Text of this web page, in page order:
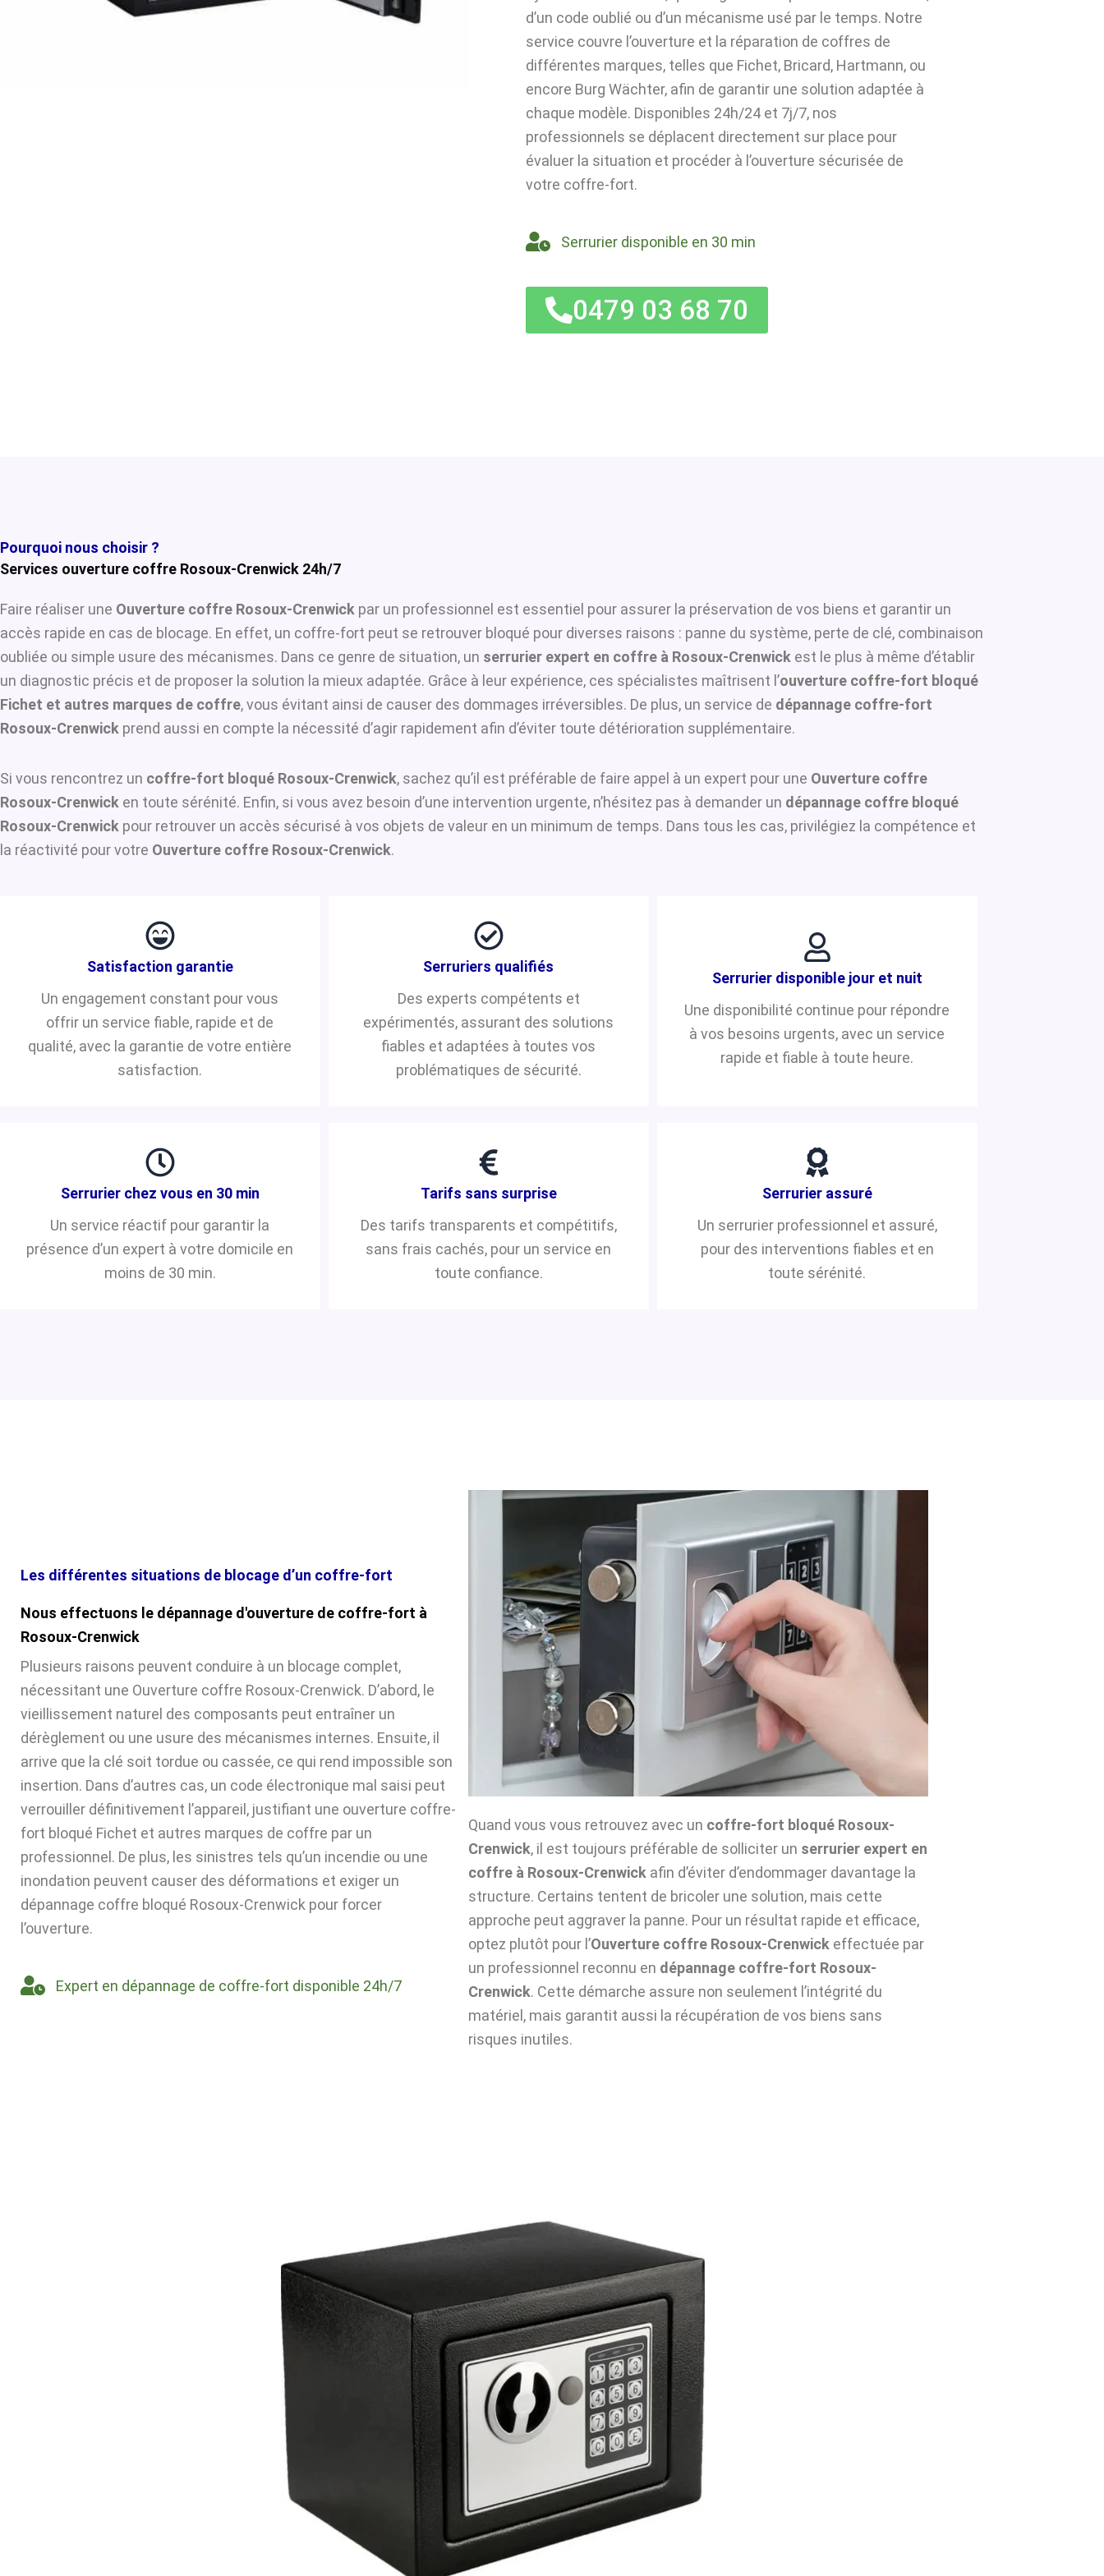
d’un code oublié ou d’un mécanisme usé par le temps. Notre
service couvre l’ouverture et la réparation de coffres de
différentes marques, telles que Fichet, Bricard, Hartmann, ou
encore Burg Wächter, afin de garantir une solution adaptée à
chaque modèle. Disponibles 24h/24 et 7j/7, nos
professionnels se déplacent directement sur place pour
évaluer la situation et procéder à l’ouverture sécurisée de
votre coffre-fort.
Serrurier disponible en 30 min
0479 03 68 70
Pourquoi nous choisir ?
Services ouverture coffre Rosoux-Crenwick 24h/7
Faire réaliser une Ouverture coffre Rosoux-Crenwick par un professionnel est essentiel pour assurer la préservation de vos biens et garantir un
accès rapide en cas de blocage. En effet, un coffre-fort peut se retrouver bloqué pour diverses raisons : panne du système, perte de clé, combinaison
oubliée ou simple usure des mécanismes. Dans ce genre de situation, un serrurier expert en coffre à Rosoux-Crenwick est le plus à même d’établir
un diagnostic précis et de proposer la solution la mieux adaptée. Grâce à leur expérience, ces spécialistes maîtrisent l’ouverture coffre-fort bloqué
Fichet et autres marques de coffre, vous évitant ainsi de causer des dommages irréversibles. De plus, un service de dépannage coffre-fort
Rosoux-Crenwick prend aussi en compte la nécessité d’agir rapidement afin d’éviter toute détérioration supplémentaire.
Si vous rencontrez un coffre-fort bloqué Rosoux-Crenwick, sachez qu’il est préférable de faire appel à un expert pour une Ouverture coffre
Rosoux-Crenwick en toute sérénité. Enfin, si vous avez besoin d’une intervention urgente, n’hésitez pas à demander un dépannage coffre bloqué
Rosoux-Crenwick pour retrouver un accès sécurisé à vos objets de valeur en un minimum de temps. Dans tous les cas, privilégiez la compétence et
la réactivité pour votre Ouverture coffre Rosoux-Crenwick.
Satisfaction garantie
Un engagement constant pour vous
offrir un service fiable, rapide et de
qualité, avec la garantie de votre entière
satisfaction.
Serruriers qualifiés
Des experts compétents et
expérimentés, assurant des solutions
fiables et adaptées à toutes vos
problématiques de sécurité.
Serrurier disponible jour et nuit
Une disponibilité continue pour répondre
à vos besoins urgents, avec un service
rapide et fiable à toute heure.
Serrurier chez vous en 30 min
Un service réactif pour garantir la
présence d’un expert à votre domicile en
moins de 30 min.
Tarifs sans surprise
Des tarifs transparents et compétitifs,
sans frais cachés, pour un service en
toute confiance.
Serrurier assuré
Un serrurier professionnel et assuré,
pour des interventions fiables et en
toute sérénité.
Les différentes situations de blocage d’un coffre-fort
Nous effectuons le dépannage d'ouverture de coffre-fort à
Rosoux-Crenwick
Plusieurs raisons peuvent conduire à un blocage complet,
nécessitant une Ouverture coffre Rosoux-Crenwick. D’abord, le
vieillissement naturel des composants peut entraîner un
dérèglement ou une usure des mécanismes internes. Ensuite, il
arrive que la clé soit tordue ou cassée, ce qui rend impossible son
insertion. Dans d’autres cas, un code électronique mal saisi peut
verrouiller définitivement l’appareil, justifiant une ouverture coffre-
fort bloqué Fichet et autres marques de coffre par un
professionnel. De plus, les sinistres tels qu’un incendie ou une
inondation peuvent causer des déformations et exiger un
dépannage coffre bloqué Rosoux-Crenwick pour forcer
l’ouverture.
Expert en dépannage de coffre-fort disponible 24h/7
Quand vous vous retrouvez avec un coffre-fort bloqué Rosoux-
Crenwick, il est toujours préférable de solliciter un serrurier expert en
coffre à Rosoux-Crenwick afin d’éviter d’endommager davantage la
structure. Certains tentent de bricoler une solution, mais cette
approche peut aggraver la panne. Pour un résultat rapide et efficace,
optez plutôt pour l’Ouverture coffre Rosoux-Crenwick effectuée par
un professionnel reconnu en dépannage coffre-fort Rosoux-
Crenwick. Cette démarche assure non seulement l’intégrité du
matériel, mais garantit aussi la récupération de vos biens sans
risques inutiles.